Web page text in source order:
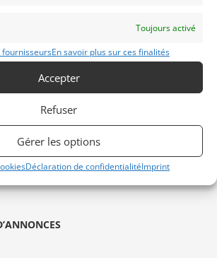
Toujours activé
En savoir plus sur ces finalités
Accepter
Refuser
Gérer les options
Déclaration de confidentialitéImprint
confidentialité (UE)
(UE)